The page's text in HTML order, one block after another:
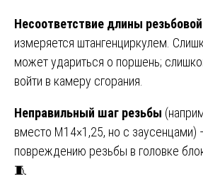
Несоответствие длины
измеряется штангенциркулем.
может удариться о поршень;
войти в камеру сгорания.
Неправильный шаг резьбы
вместо M14×1,25, но с заусенцами)
повреждению резьбы в головке
🧵